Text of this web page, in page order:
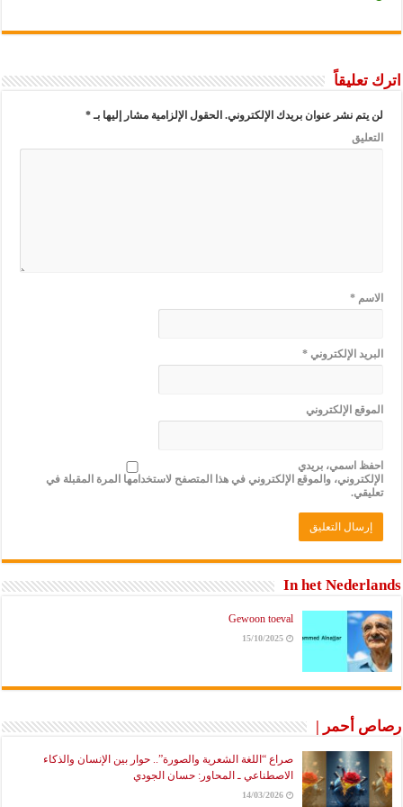
نشر عنوان بريدك الإلكتروني.الحقول الإلزامية مشار إليها بـ*
الإلكتروني*
الإلكتروني
اسمي، بريدي
والموقع الإلكتروني في هذا المتصفح لاستخدامها المرة المقبلة في
In het
Gewoon toeval
15/10/2025
|
صراع “اللغة الشعرية والصورة”.. حوار بين الإنسان والذكاء
الاصطناعي ـ المحاور: حسان الجودي
14/03/2026